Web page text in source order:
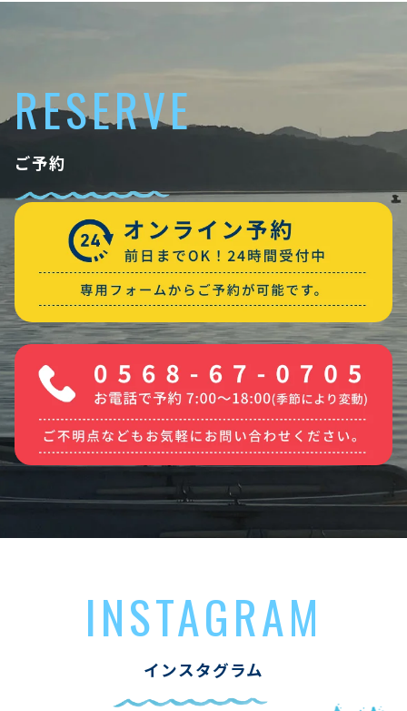
RESERVE
ご予約
INSTAGRAM
インスタグラム